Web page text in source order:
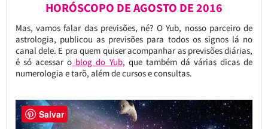
HORÓSCOPO DE AGOSTO DE 2016
Mas, vamos falar das previsões, né? O Yub, nosso parceiro de
astrologia, publicou as previsões para todos os signos lá no
canal dele. E pra quem quiser acompanhar as previsões diárias,
é só acessar o blog do Yub, que também dá várias dicas de
numerologia e tarô, além de cursos e consultas.
Salvar